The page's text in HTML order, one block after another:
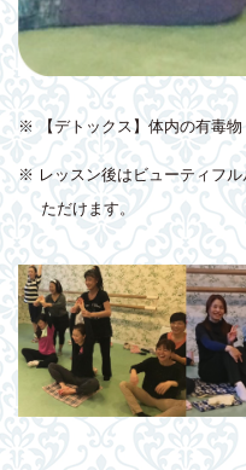
※ 【デトックス】体内の有毒物
※ レッスン後はビューティフ
ただけます。